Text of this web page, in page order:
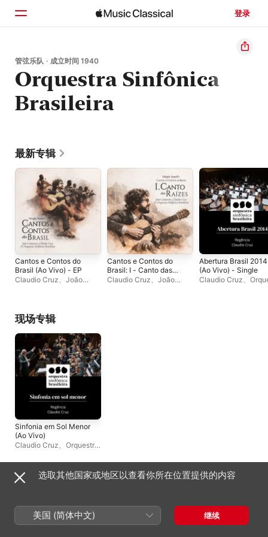
登录
主页
浏览
搜索
管弦乐队 · 成立时间 1940
Orquestra Sinfônica
Brasileira
最新专辑
Cantos e Contos do
Brasil (Ao Vivo) - EP
Claudio Cruz、 João
Cantos e Contos do
Brasil: I - Canto das
Raízes - Single
Claudio Cruz、 João
Abertura Brasil 2014
(Ao Vivo) - Single
Claudio Cruz、
现场专辑
Sinfonia em Sol Menor
(Ao Vivo)
Claudio Cruz、 Orquestra
单曲与 EP
选取其他国家或地区以查看你所在位置提供的内容
美国 (简体中文) 继续